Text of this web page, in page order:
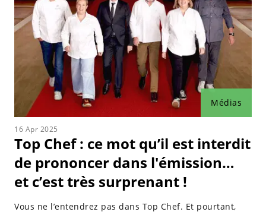
Médias
16 Apr 2025
Top Chef : ce mot qu’il est interdit
de prononcer dans l'émission…
et c’est très surprenant !
Vous ne l’entendrez pas dans Top Chef. Et pourtant,